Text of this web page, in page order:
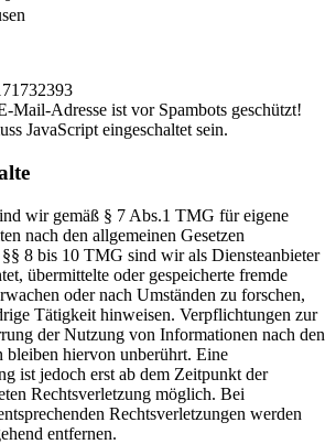
Mail-Adresse ist vor Spambots geschützt!
JavaScript eingeschaltet sein.
wir gemäß § 7 Abs.1 TMG für eigene
nach den allgemeinen Gesetzen
8 bis 10 TMG sind wir als Diensteanbieter
übermittelte oder gespeicherte fremde
oder nach Umständen zu forschen,
Tätigkeit hinweisen. Verpflichtungen zur
der Nutzung von Informationen nach den
bleiben hiervon unberührt. Eine
ist jedoch erst ab dem Zeitpunkt der
Rechtsverletzung möglich. Bei
Rechtsverletzungen werden
entfernen.